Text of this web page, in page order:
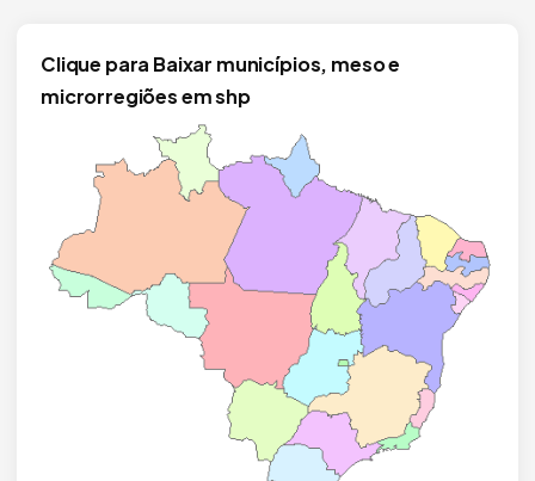
Clique para Baixar municípios, meso e
microrregiões em shp